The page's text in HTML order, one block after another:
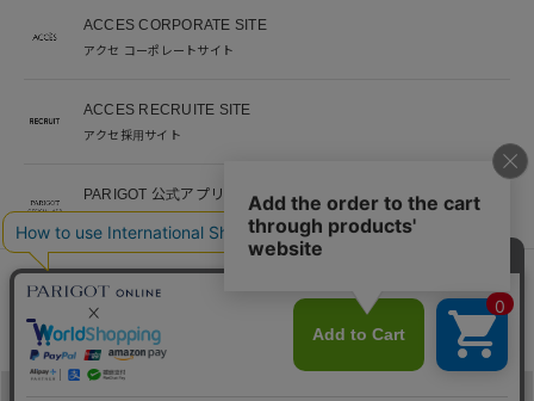
ACCES CORPORATE SITE
アクセ コーポレートサイト
ACCES RECRUITE SITE
アクセ採用サイト
PARIGOT 公式アプリ
新着情報を、プッシュ通知でいち早くお届け。
©︎ACCES co. ltd. all rights reserved
※当サイト掲載写真のオークションなどへの二次転用を固く禁じます。